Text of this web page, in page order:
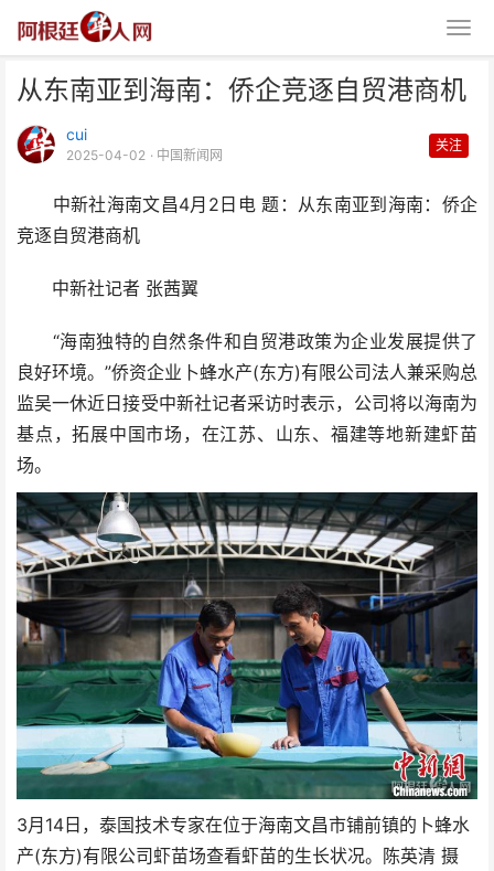
从东南亚到海南：侨企竞逐自贸港商机
cui
2025-04-02 · 中国新闻网
关注
中新社海南文昌4月2日电 题：从东南亚到海南：侨企
竞逐自贸港商机
中新社记者 张茜翼
“海南独特的自然条件和自贸港政策为企业发展提供了
良好环境。”侨资企业卜蜂水产(东方)有限公司法人兼采购总
监吴一休近日接受中新社记者采访时表示，公司将以海南为
基点，拓展中国市场，在江苏、山东、福建等地新建虾苗
场。
3月14日，泰国技术专家在位于海南文昌市铺前镇的卜蜂水
产(东方)有限公司虾苗场查看虾苗的生长状况。陈英清 摄
从东南亚到海南：侨企竞逐自贸港
商机